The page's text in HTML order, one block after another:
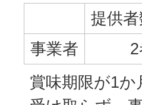
提供
事業者
賞味期限が1